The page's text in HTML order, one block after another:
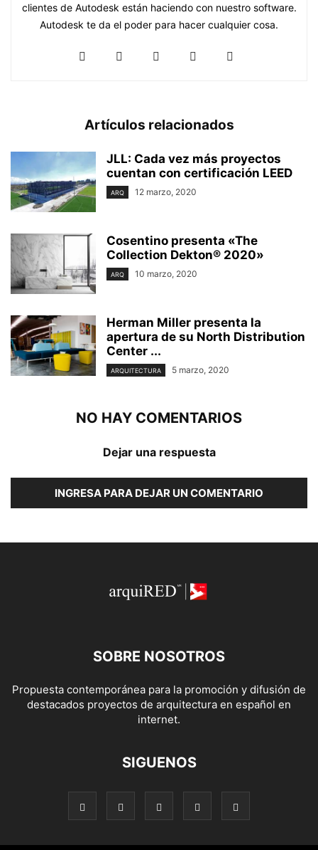
clientes de Autodesk están haciendo con nuestro software.
Autodesk te da el poder para hacer cualquier cosa.
Artículos relacionados
JLL: Cada vez más proyectos
cuentan con certificación LEED
ARQ 12 marzo, 2020
Cosentino presenta «The
Collection Dekton® 2020»
ARQ 10 marzo, 2020
Herman Miller presenta la
apertura de su North Distribution
Center ...
ARQUITECTURA 5 marzo, 2020
NO HAY COMENTARIOS
Dejar una respuesta
INGRESA PARA DEJAR UN COMENTARIO
SOBRE NOSOTROS
Propuesta contemporánea para la promoción y difusión de
destacados proyectos de arquitectura en español en
internet.
SIGUENOS